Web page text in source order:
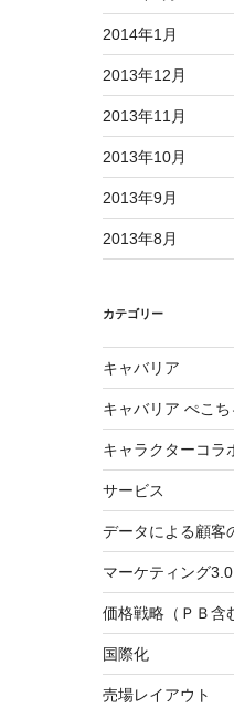
2014年1月
2013年12月
2013年11月
2013年10月
2013年9月
2013年8月
カテゴリー
キャバリア
キャバリア ぺこち
キャラクターコラ
サービス
データによる顧客
マーケティング3.0
価格戦略（ＰＢ含
国際化
売場レイアウト